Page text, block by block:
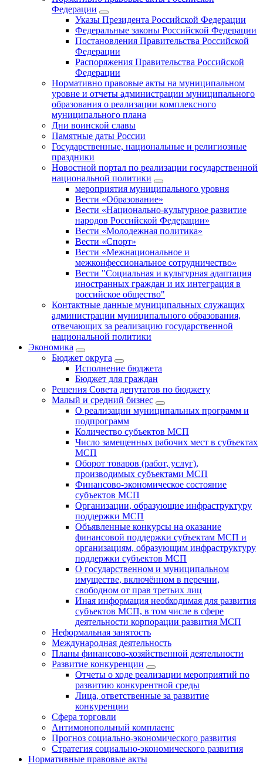
Федерации
Указы Президента Российской Федерации
Федеральные законы Российской Федерации
Постановления Правительства Российской
Федерации
Распоряжения Правительства Российской
Федерации
Нормативно правовые акты на муниципальном
уровне и отчеты администрации муниципального
образования о реализации комплексного
муниципального плана
Дни воинской славы
Памятные даты России
Государственные, национальные и религиозные
праздники
Новостной портал по реализации государственной
национальной политики
мероприятия муниципального уровня
Вести «Образование»
Вести «Национально-культурное развитие
народов Российской Федерации»
Вести «Молодежная политика»
Вести «Спорт»
Вести «Межнациональное и
межконфессиональное сотрудничество»
Вести "Социальная и культурная адаптация
иностранных граждан и их интеграция в
российское общество"
Контактные данные муниципальных служащих
администрации муниципального образования,
отвечающих за реализацию государственной
национальной политики
Экономика
Бюджет округa
Исполнение бюджета
Бюджет для граждан
Решения Совета депутатов по бюджету
Малый и средний бизнес
О реализации муниципальных программ и
подпрограмм
Количество субъектов МСП
Число замещенных рабочих мест в субъектах
МСП
Оборот товаров (работ, услуг),
производимых субъектами МСП
Финансово-экономическое состояние
субъектов МСП
Организации, образующие инфраструктуру
поддержки МСП
Объявленные конкурсы на оказание
финансовой поддержки субъектам МСП и
организациям, образующим инфраструктуру
поддержки субъектов МСП
О государственном и муниципальном
имуществе, включённом в перечни,
свободном от прав третьих лиц
Иная информация необходимая для развития
субъектов МСП, в том числе в сфере
деятельности корпорации развития МСП
Неформальная занятость
Международная деятельность
Планы финансово-хозяйственной деятельности
Развитие конкуренции
Отчеты о ходе реализации мероприятий по
развитию конкурентной среды
Лица, ответственные за развитие
конкуренции
Сфера торговли
Антимонопольный комплаенс
Прогноз социально-экономического развития
Стратегия социально-экономического развития
Нормативные правовые акты